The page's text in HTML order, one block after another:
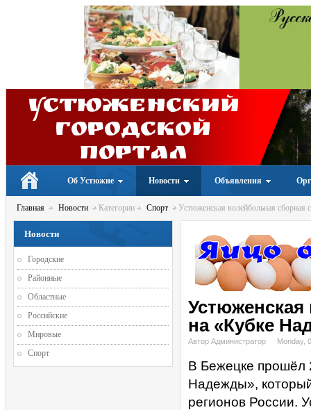
Устюженский
Городской
портал
Об Устюжне Новости Объявления
Главная Новости Категории Спорт Устюженская волейбольная
на «Кубке
Автор Администратор Monday,
В Бежецке прошёл
Надежды»,
регионов России.
Новости
Городские
Районные
Областные
Российские
Мировые
Спорт